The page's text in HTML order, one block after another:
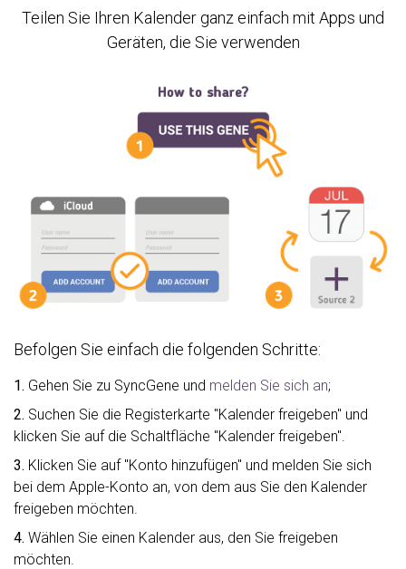
Teilen Sie Ihren Kalender ganz einfach mit Apps und
Geräten, die Sie verwenden
Befolgen Sie einfach die folgenden Schritte:
1. Gehen Sie zu SyncGene und melden Sie sich an;
2. Suchen Sie die Registerkarte "Kalender freigeben" und
klicken Sie auf die Schaltfläche "Kalender freigeben".
3. Klicken Sie auf "Konto hinzufügen" und melden Sie sich
bei dem Apple-Konto an, von dem aus Sie den Kalender
freigeben möchten.
4. Wählen Sie einen Kalender aus, den Sie freigeben
möchten.